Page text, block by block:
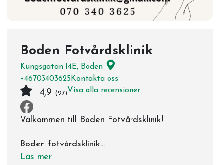
Boden Fotvårdsklinik
Kungsgatan 14E, Boden
+46703403625Kontakta oss
4,9 (27)Visa alla recensioner
Välkommen till Boden Fotvårdsklinik!
Boden fotvårdsklinik...
Läs mer